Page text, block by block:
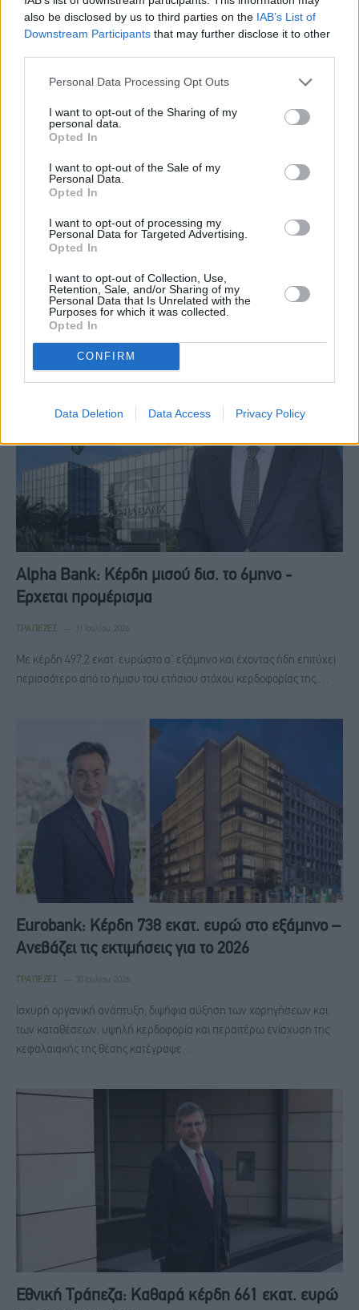
also be disclosed by us to third parties on the IAB’s List of
Downstream Participants that may further disclose it to other
Personal Data Processing Opt Outs
I want to opt-out of the Sharing of my
personal data.
Opted In
I want to opt-out of the Sale of my
Personal Data.
Opted In
I want to opt-out of processing my
Personal Data for Targeted Advertising.
Opted In
I want to opt-out of Collection, Use,
Retention, Sale, and/or Sharing of my
Personal Data that Is Unrelated with the
Purposes for which it was collected.
Opted In
CONFIRM
Data Deletion Data Access Privacy Policy
Πειραιώς: Ανθεκτική η ελληνική οικονομία με
αποτύπωμα
Η επανεμφάνιση των γεωπολιτικών εντάσεων στη Μέση Ανατολή, οι
αναταράξεις στις ενεργειακές αγορές και η πιθανότητα νέου κύκλου
αύξησης των…
Alpha Bank: Κέρδη μισού δισ. το 6μηνο -
Ερχεται προμέρισμα
ΤΡΆΠΕΖΕΣ 31 Ιουλίου, 2026
Με κέρδη 497,2 εκατ. ευρώστο α' εξάμηνο και έχοντας ήδη επιτύχει
περισσότερο από το ήμισυ του ετήσιου στόχου κερδοφορίας της,…
Eurobank: Κέρδη 738 εκατ. ευρώ στο εξάμηνο –
Ανεβάζει τις εκτιμήσεις για το 2026
ΤΡΆΠΕΖΕΣ 30 Ιουλίου, 2026
Ισχυρή οργανική ανάπτυξη, διψήφια αύξηση των χορηγήσεων και
των καταθέσεων, υψηλή κερδοφορία και περαιτέρω ενίσχυση της
κεφαλαιακής της θέσης κατέγραψε…
Εθνική Τράπεζα: Καθαρά κέρδη 661 εκατ. ευρώ